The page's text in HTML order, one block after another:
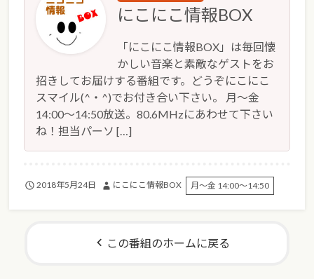
にこにこ情報BOX
「にこにこ情報BOX」は毎回懐
かしい音楽と素敵なゲストをお
招きしてお届けする番組です。どうぞにこにこ
スマイル(^・^)でお付き合い下さい。 月～金
14:00～14:50放送。80.6MHzにあわせて下さい
ね！担当パーソ […]
2018年5月24日 にこにこ情報BOX 月～金 14:00～14:50
この番組のホームに戻る